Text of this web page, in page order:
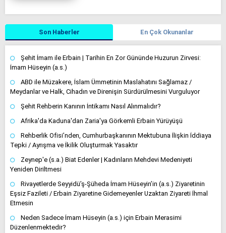
Son Haberler En Çok Okunanlar
Şehit İmam ile Erbain | Tarihin En Zor Gününde Huzurun Zirvesi:
İmam Hüseyin (a.s.)
ABD ile Müzakere, İslam Ümmetinin Maslahatını Sağlamaz /
Meydanlar ve Halk, Cihadın ve Direnişin Sürdürülmesini Vurguluyor
Şehit Rehberin Kanının İntikamı Nasıl Alınmalıdır?
Afrika'da Kaduna'dan Zaria'ya Görkemli Erbain Yürüyüşü
Rehberlik Ofisi’nden, Cumhurbaşkanının Mektubuna İlişkin İddiaya
Tepki / Ayrışma ve İkilik Oluşturmak Yasaktır
Zeynep'e (s.a.) Biat Edenler | Kadınların Mehdevi Medeniyeti
Yeniden Diriltmesi
Rivayetlerde Seyyidü’ş-Şüheda İmam Hüseyin’in (a.s.) Ziyaretinin
Eşsiz Fazileti / Erbain Ziyaretine Gidemeyenler Uzaktan Ziyareti İhmal
Etmesin
Neden Sadece İmam Hüseyin (a.s.) için Erbain Merasimi
Düzenlenmektedir?